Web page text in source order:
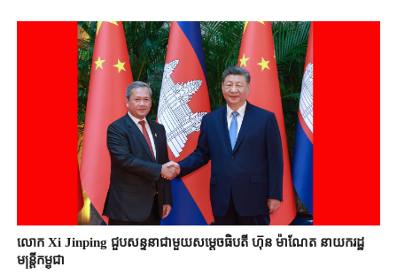
លោក Xi Jinping ជួបសន្ទនាជាមួយសម្តេចធិបតី ហ៊ុន ម៉ាណែត នាយករដ្ឋ
មន្ត្រីកម្ពុជា